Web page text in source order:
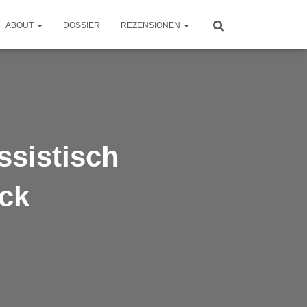
ABOUT DOSSIER REZENSIONEN